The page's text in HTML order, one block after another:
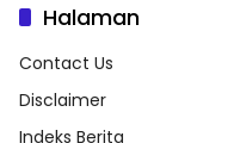
Halaman
Contact Us
Disclaimer
Indeks Berita